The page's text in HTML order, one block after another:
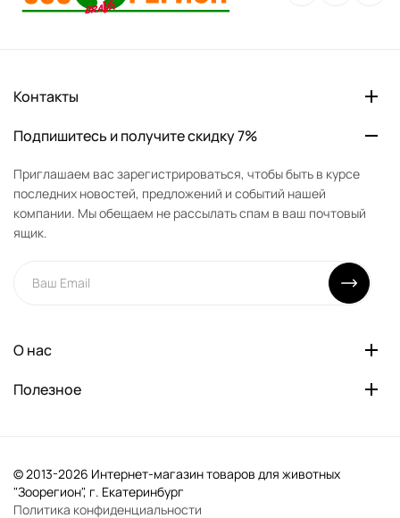
Контакты
Подпишитесь и получите скидку 7%
Приглашаем вас зарегистрироваться, чтобы быть в курсе
последних новостей, предложений и событий нашей
компании. Мы обещаем не рассылать спам в ваш почтовый
ящик.
О нас
Полезное
© 2013-2026 Интернет-магазин товаров для животных
"Зоорегион", г. Екатеринбург
Политика конфиденциальности